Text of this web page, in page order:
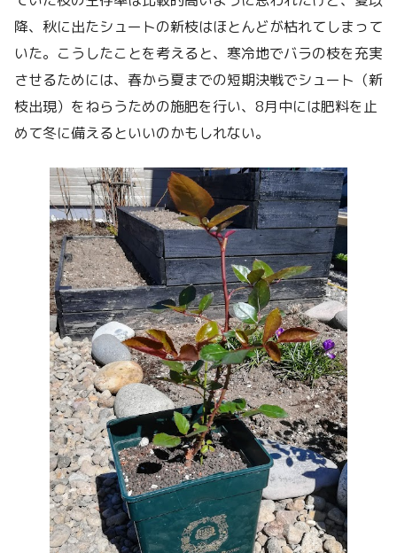
降、秋に出たシュートの新枝はほとんどが枯れてしまって
いた。こうしたことを考えると、寒冷地でバラの枝を充実
させるためには、春から夏までの短期決戦でシュート（新
枝出現）をねらうための施肥を行い、8月中には肥料を止
めて冬に備えるといいのかもしれない。